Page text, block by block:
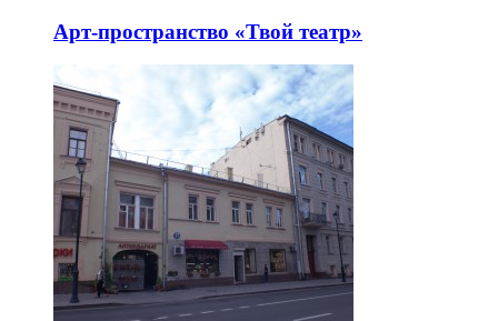
Арт-пространство «Твой театр»